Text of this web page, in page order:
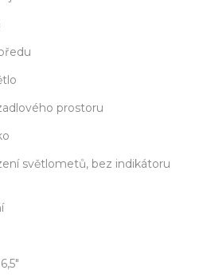
prostoru
světlometů, bez indikátoru